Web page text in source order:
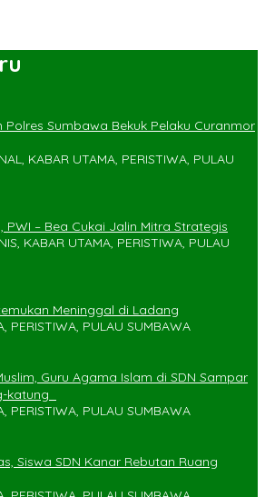
Polres Sumbawa Bekuk Pelaku Curanmor
KABAR UTAMA, PERISTIWA, PULAU
PWI – Bea Cukai Jalin Mitra Strategis
KABAR UTAMA, PERISTIWA, PULAU
Meninggal di Ladang
PERISTIWA, PULAU SUMBAWA
Guru Agama Islam di SDN Sampar
katung
PERISTIWA, PULAU SUMBAWA
Siswa SDN Kanar Rebutan Ruang